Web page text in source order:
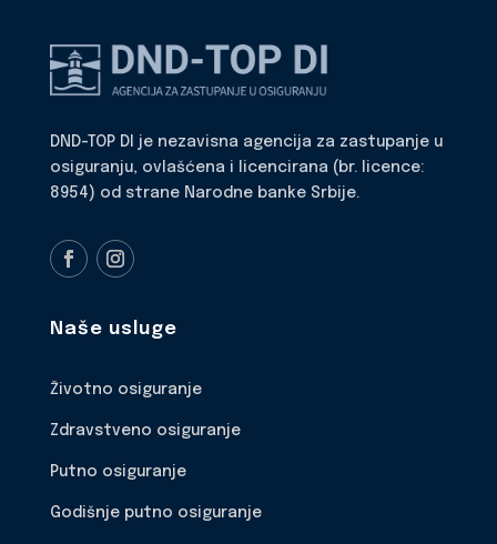
DND-TOP DI je nezavisna agencija za zastupanje u
osiguranju, ovlašćena i licencirana (br. licence:
8954) od strane Narodne banke Srbije.
Naše usluge
Životno osiguranje
Zdravstveno osiguranje
Putno osiguranje
Godišnje putno osiguranje